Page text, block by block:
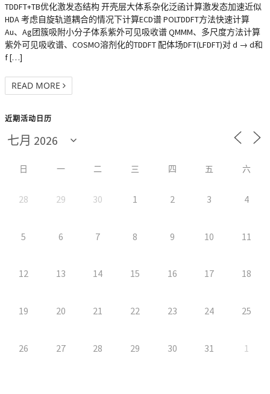
TDDFT+TB优化激发态结构 开壳层大体系杂化泛函计算激发态加速近似
HDA 考虑自旋轨道耦合的情况下计算ECD谱 POLTDDFT方法快速计算
Au、Ag团簇吸附小分子体系紫外可见吸收谱 QMMM、多尺度方法计算
紫外可见吸收谱、COSMO溶剂化的TDDFT 配体场DFT(LFDFT)对 d → d和
f […]
READ MORE
近期活动日历
日 一 二 三 四 五 六
28 29 30 1 2 3 4
5 6 7 8 9 10 11
12 13 14 15 16 17 18
19 20 21 22 23 24 25
26 27 28 29 30 31 1